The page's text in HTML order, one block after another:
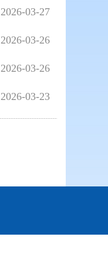
2026-03-27
2026-03-26
2026-03-26
2026-03-23